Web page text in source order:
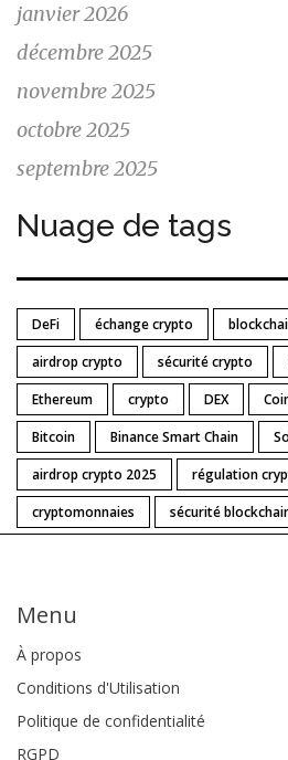
janvier 2026
décembre 2025
novembre 2025
octobre 2025
septembre 2025
Nuage de tags
DeFi échange crypto
airdrop crypto
sécurité crypto
Ethereum
crypto DEX
Bitcoin
Binance Smart Chain
airdrop crypto 2025
régulation
cryptomonnaies
sécurité
Menu
À propos
Conditions d'Utilisation
Politique de confidentialité
RGPD